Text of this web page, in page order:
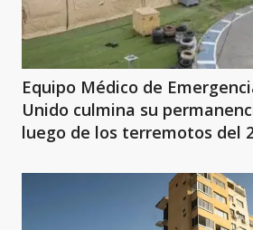
Equipo Médico de
Unido culmina su
luego de los terremotos del